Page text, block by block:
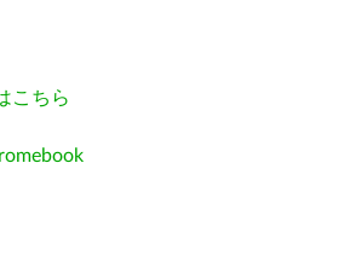
こちら